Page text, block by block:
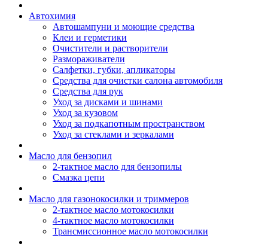
Автохимия
Автошампуни и моющие средства
Клеи и герметики
Очистители и растворители
Размораживатели
Салфетки, губки, апликаторы
Средства для очистки салона автомобиля
Средства для рук
Уход за дисками и шинами
Уход за кузовом
Уход за подкапотным пространством
Уход за стеклами и зеркалами
Масло для бензопил
2-тактное масло для бензопилы
Cмазка цепи
Масло для газонокосилки и триммеров
2-тактное масло мотокосилки
4-тактное масло мотокосилки
Трансмиссионное масло мотокосилки